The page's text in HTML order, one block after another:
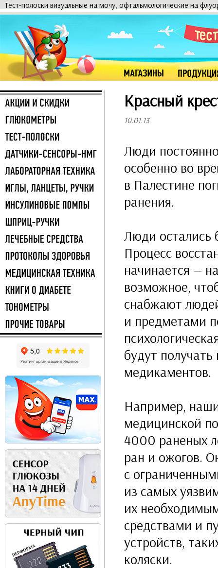
Тест-полоски визуальные на мочу, офтальмологические на
Красный
10.01.13
Люди
особенно во
в Палестине
ранения.
Люди остались
Процесс
начинается —
возможное,
снабжают
и предметами
будут
медикаментов.
Например,
медицинской
4000 раненых
ран и ожогов.
с
из самых
их
средствами и
устройств,
коляски.